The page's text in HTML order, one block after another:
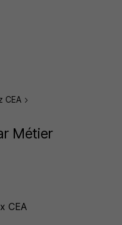
CEA
Métier
CEA